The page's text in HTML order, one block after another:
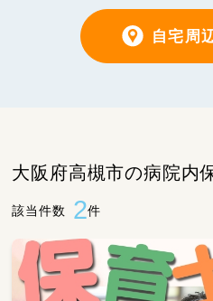
自宅周
大阪府高槻市の病院内
該当件数 2件